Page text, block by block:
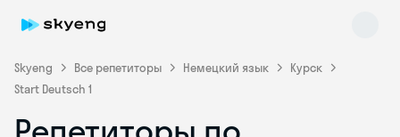
Skyeng Все репетиторы Немецкий язык
Курск
Start Deutsch 1